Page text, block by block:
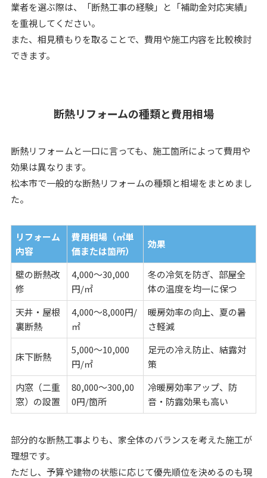
業者を選ぶ際は、「断熱工事の経験」と「補助金対応実績」
を重視してください。
また、相見積もりを取ることで、費用や施工内容を比較検討
できます。
断熱リフォームの種類と費用相場
断熱リフォームと一口に言っても、施工箇所によって費用や
効果は異なります。
松本市で一般的な断熱リフォームの種類と相場をまとめまし
た。
リフォーム
内容
費用相場（㎡単
価または箇所）
効果
壁の断熱改
修
4,000〜30,000
円/㎡
冬の冷気を防ぎ、部屋全
体の温度を均一に保つ
天井・屋根
裏断熱
4,000〜8,000円/
㎡
暖房効率の向上、夏の暑
さ軽減
床下断熱
5,000〜10,000
円/㎡
足元の冷え防止、結露対
策
内窓（二重
窓）の設置
80,000〜300,00
0円/箇所
冷暖房効率アップ、防
音・防露効果も高い
部分的な断熱工事よりも、家全体のバランスを考えた施工が
理想です。
ただし、予算や建物の状態に応じて優先順位を決めるのも現